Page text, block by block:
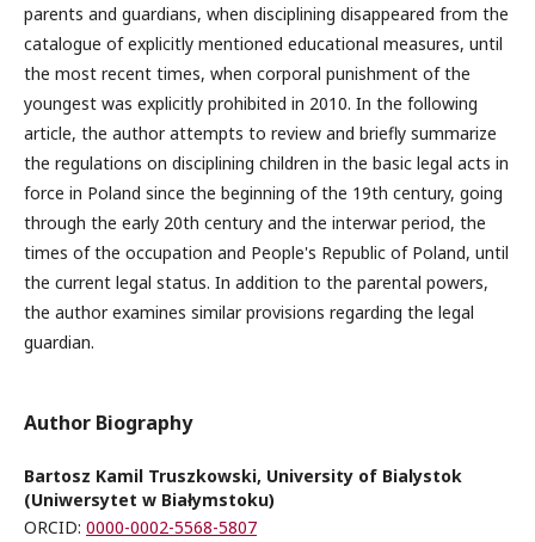
parents and guardians, when disciplining disappeared from the
catalogue of explicitly mentioned educational measures, until
the most recent times, when corporal punishment of the
youngest was explicitly prohibited in 2010. In the following
article, the author attempts to review and briefly summarize
the regulations on disciplining children in the basic legal acts in
force in Poland since the beginning of the 19th century, going
through the early 20th century and the interwar period, the
times of the occupation and People's Republic of Poland, until
the current legal status. In addition to the parental powers,
the author examines similar provisions regarding the legal
guardian.
Author Biography
Bartosz Kamil Truszkowski, University of Bialystok
(Uniwersytet w Białymstoku)
ORCID: 0000-0002-5568-5807